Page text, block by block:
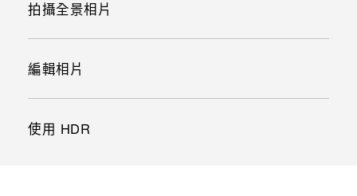
拍攝全景相片
編輯相片
使用 HDR